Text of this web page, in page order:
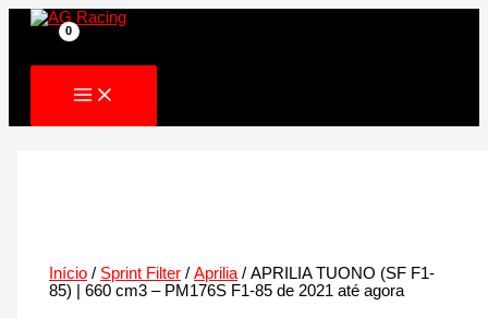
Skip
Início / Sprint Filter /Aprilia/ APRILIA TUONO (SF F1-
85) | 660 cm3 – PM176S F1-85 de 2021 até agora